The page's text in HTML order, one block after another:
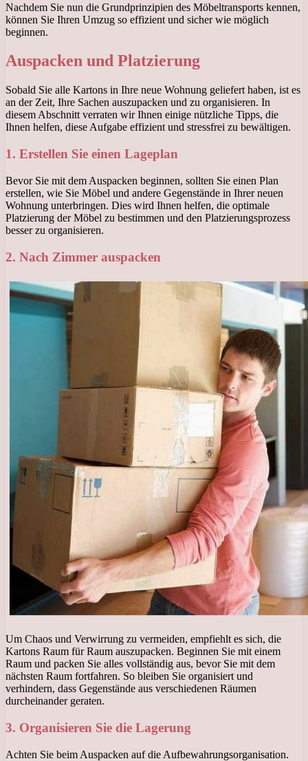
Nachdem Sie nun die Grundprinzipien des Möbeltransports kennen,
können Sie Ihren Umzug so effizient und sicher wie möglich
beginnen.
Auspacken und Platzierung
Sobald Sie alle Kartons in Ihre neue Wohnung geliefert haben, ist es
an der Zeit, Ihre Sachen auszupacken und zu organisieren. In
diesem Abschnitt verraten wir Ihnen einige nützliche Tipps, die
Ihnen helfen, diese Aufgabe effizient und stressfrei zu bewältigen.
1. Erstellen Sie einen Lageplan
Bevor Sie mit dem Auspacken beginnen, sollten Sie einen Plan
erstellen, wie Sie Möbel und andere Gegenstände in Ihrer neuen
Wohnung unterbringen. Dies wird Ihnen helfen, die optimale
Platzierung der Möbel zu bestimmen und den Platzierungsprozess
besser zu organisieren.
2. Nach Zimmer auspacken
Um Chaos und Verwirrung zu vermeiden, empfiehlt es sich, die
Kartons Raum für Raum auszupacken. Beginnen Sie mit einem
Raum und packen Sie alles vollständig aus, bevor Sie mit dem
nächsten Raum fortfahren. So bleiben Sie organisiert und
verhindern, dass Gegenstände aus verschiedenen Räumen
durcheinander geraten.
3. Organisieren Sie die Lagerung
Achten Sie beim Auspacken auf die Aufbewahrungsorganisation.